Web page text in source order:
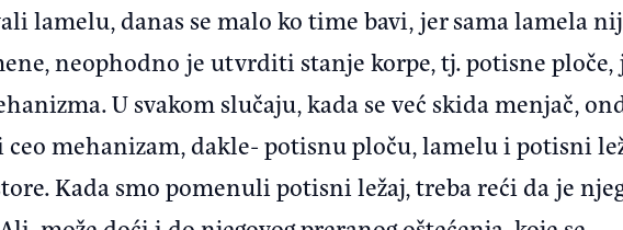
lamelu, danas se malo ko time bavi, jer sama lamela
neophodno je utvrditi stanje korpe, tj. potisne ploče,
U svakom slučaju, kada se već skida menjač,
mehanizam, dakle- potisnu ploču, lamelu i potisni
Kada smo pomenuli potisni ležaj, treba reći da je